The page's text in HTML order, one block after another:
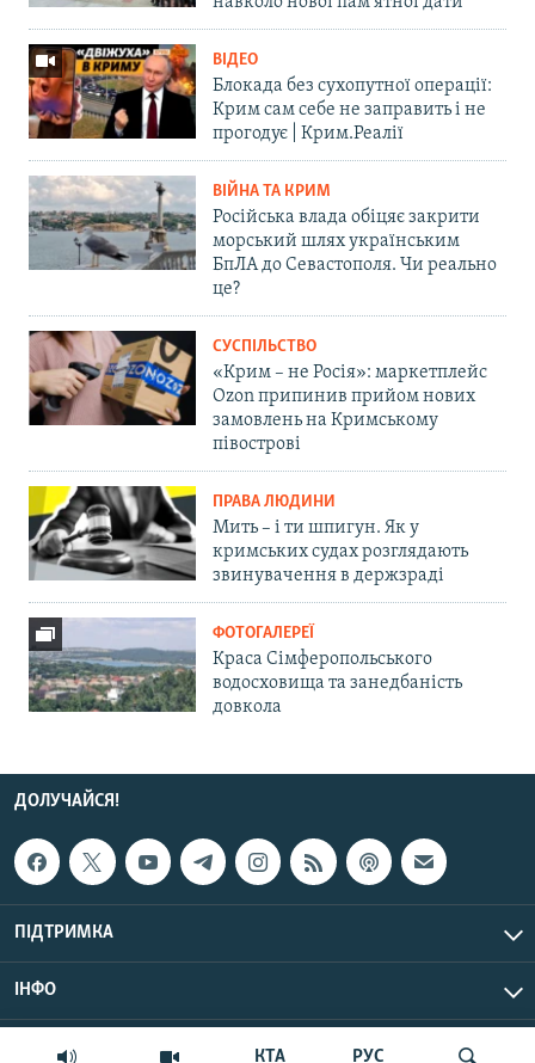
КТА РУС
ВІДЕО
Блокада без сухопутної операції:
Крим сам себе не заправить і не
прогодує | Крим.Реалії
ВІЙНА ТА КРИМ
Російська влада обіцяє закрити
морський шлях українським
БпЛА до Севастополя. Чи реально
це?
СУСПІЛЬСТВО
«Крим – не Росія»: маркетплейс
Ozon припинив прийом нових
замовлень на Кримському
півострові
ПРАВА ЛЮДИНИ
Мить – і ти шпигун. Як у
кримських судах розглядають
звинувачення в держзраді
ФОТОГАЛЕРЕЇ
Краса Сімферопольського
водосховища та занедбаність
довкола
ДОЛУЧАЙСЯ!
ПІДТРИМКА
ІНФО
© Крим.Реалії, 2026 | Усі права застережено.